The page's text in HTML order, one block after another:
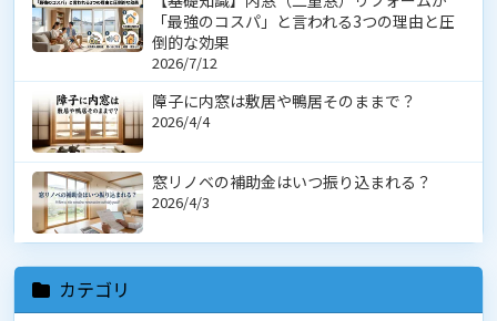
「最強のコスパ」と言われる3つの理由と圧
倒的な効果
2026/7/12
障子に内窓は敷居や鴨居そのままで？
2026/4/4
窓リノベの補助金はいつ振り込まれる？
2026/4/3
カテゴリ